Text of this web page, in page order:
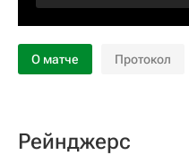
О матче Протокол
Рейнджерс